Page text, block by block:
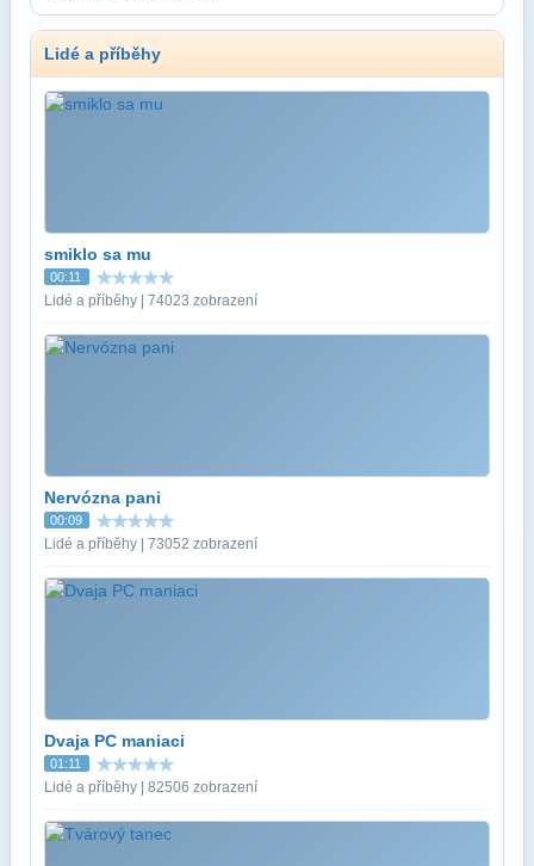
Lidé a příběhy
smiklo sa mu
00:11
Lidé a příběhy | 74023 zobrazení
Nervózna pani
00:09
Lidé a příběhy | 73052 zobrazení
Dvaja PC maniaci
01:11
Lidé a příběhy | 82506 zobrazení